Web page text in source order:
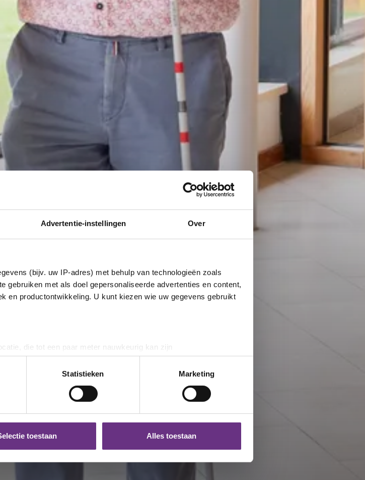
Advertentie-instellingen Over
(bijv. uw IP-adres) met behulp van technologieën zoals
gebruiken met als doel gepersonaliseerde advertenties en content,
en productontwikkeling. U kunt kiezen wie uw gegevens gebruikt
die tot een paar meter nauwkeurig kan zijn
op specifieke eigenschappen (fingerprinting)
verwerkt en stel uw voorkeuren in het
detailgedeeltein. U kunt uw
Cookieverklaring.
over uw gebruik van onze site met onze partners voor social
gegevens combineren met andere informatie die u aan ze heeft
via de
Statistieken Marketing
toestaan Alles toestaan